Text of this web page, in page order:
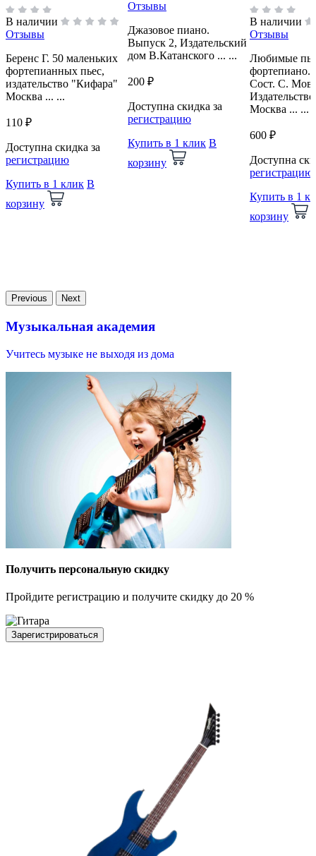
В наличии
Отзывы
Беренс Г. 50 маленьких
фортепианных пьес,
издательство "Кифара"
Москва ... ...
110 ₽
Доступна скидка за
регистрацию
Купить в 1 клик В
корзину
Отзывы
Джазовое пиано.
Выпуск 2, Издательский
дом В.Катанского ... ...
200 ₽
Доступна скидка за
регистрацию
Купить в 1 клик В
корзину
В наличии
Отзывы
Любимые
фортепиано.
Сост. С.
Москва ... ...
600 ₽
Доступна
регистрацию
Купить в 1
корзину
Previous Next
Музыкальная академия
Учитесь музыке не выходя из дома
Получить персональную скидку
Пройдите регистрацию и получите скидку до 20 %
Зарегистрироваться